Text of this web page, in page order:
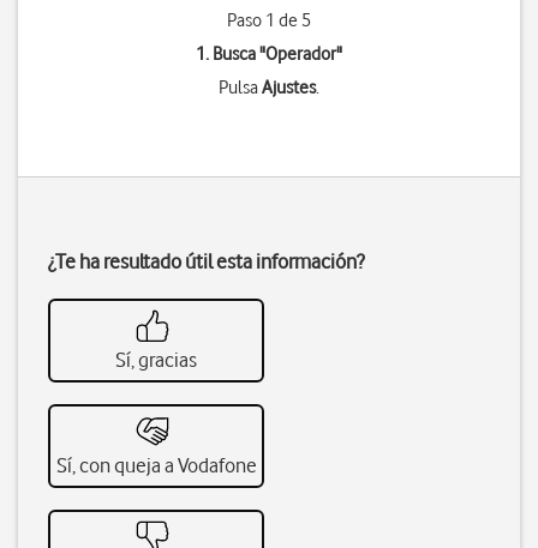
Paso 1 de 5
1. Busca "Operador"
PulsaAjustes.
¿Te ha resultado útil esta información?
Sí, gracias
Sí, con queja a Vodafone